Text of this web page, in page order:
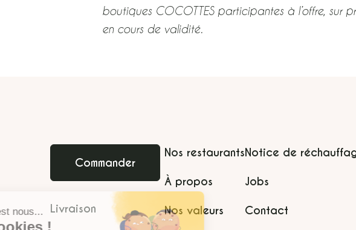
boutiques COCOTTES participantes à l’offre, sur
en cours de validité.
Commander
Livraison
Nos restaurants
À propos
Nos valeurs
Notice de
Jobs
Contact